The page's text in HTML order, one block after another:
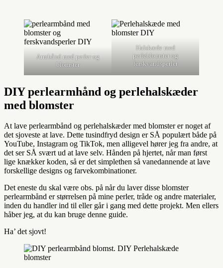
Armbånd med perler og
blomster
Halskæde med
perleblomster og
ferskvandsperler
DIY perlearmhånd og perlehalskæder
med blomster
At lave perlearmbånd og perlehalskæder med blomster er noget af
det sjoveste at lave. Dette tusindfryd design er SÅ populært både på
YouTube, Instagram og TikTok, men alligevel hører jeg fra andre, at
det ser SÅ svært ud at lave selv. Hånden på hjertet, når man først
lige knækker koden, så er det simplethen så vanedannende at lave
forskellige designs og farvekombinationer.
Det eneste du skal være obs. på når du laver disse blomster
perlearmbånd er størrelsen på mine perler, tråde og andre materialer,
inden du handler ind til eller går i gang med dette projekt. Men ellers
håber jeg, at du kan bruge denne guide.
Ha’ det sjovt!